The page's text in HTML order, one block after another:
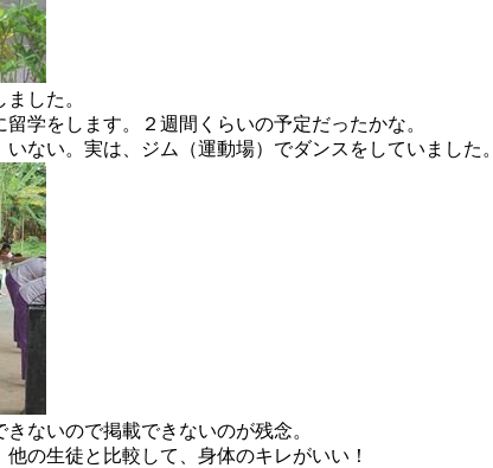
した。
学をします。２週間くらいの予定だったかな。
ない。実は、ジム（運動場）でダンスをしていました。
ないので掲載できないのが残念。
の生徒と比較して、身体のキレがいい！